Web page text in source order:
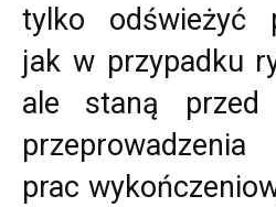
tylko odświeżyć
jak w przypadku
ale staną przed
prac